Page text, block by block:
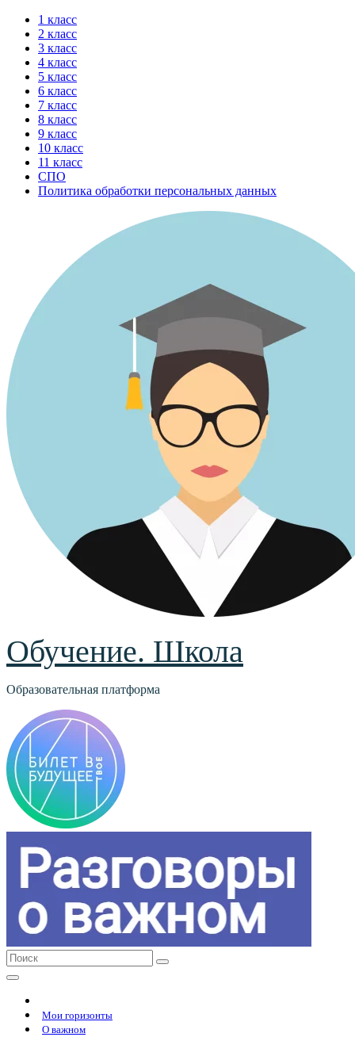
Перейти
содержимому
1 класс
2 класс
3 класс
4 класс
5 класс
6 класс
7 класс
8 класс
9 класс
10 класс
11 класс
СПО
Политика обработки персональных данных
Обучение. Школа
Образовательная платформа
Мои горизонты
О важном